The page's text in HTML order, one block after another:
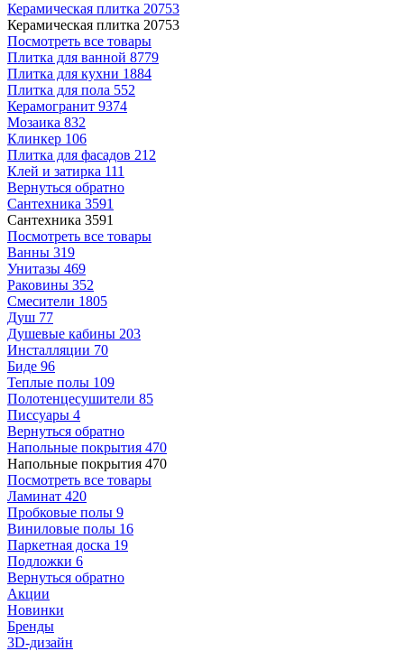
Керамическая плитка 20753
Керамическая плитка 20753
Посмотреть все товары
Плитка для ванной 8779
Плитка для кухни 1884
Плитка для пола 552
Керамогранит 9374
Мозаика 832
Клинкер 106
Плитка для фасадов 212
Клей и затирка 111
Вернуться обратно
Сантехника 3591
Сантехника 3591
Посмотреть все товары
Ванны 319
Унитазы 469
Раковины 352
Смесители 1805
Душ 77
Душевые кабины 203
Инсталляции 70
Биде 96
Теплые полы 109
Полотенцесушители 85
Писсуары 4
Вернуться обратно
Напольные покрытия 470
Напольные покрытия 470
Посмотреть все товары
Ламинат 420
Пробковые полы 9
Виниловые полы 16
Паркетная доска 19
Подложки 6
Вернуться обратно
Акции
Новинки
Бренды
3D-дизайн